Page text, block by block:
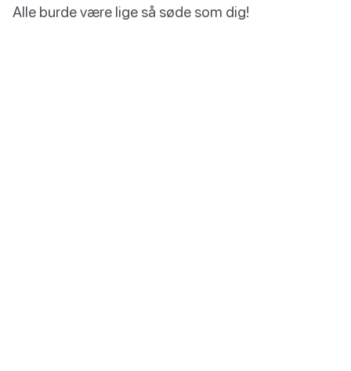
Alle burde være lige så søde som dig!